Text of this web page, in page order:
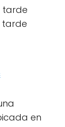
tarde
tarde
en